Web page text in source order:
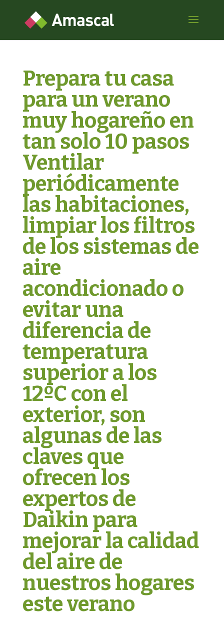
Prepara tu casa
para un verano
muy hogareño en
tan solo 10 pasos
Ventilar
periódicamente
las habitaciones,
limpiar los filtros
de los sistemas de
aire
acondicionado o
evitar una
diferencia de
temperatura
superior a los
12ºC con el
exterior, son
algunas de las
claves que
ofrecen los
expertos de
Daikin para
mejorar la calidad
del aire de
nuestros hogares
este verano